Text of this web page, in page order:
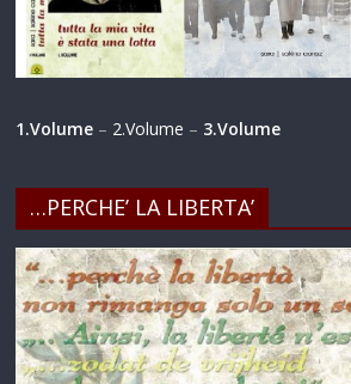
1.Volume – 2.Volume – 3.Volume
…PERCHE’ LA LIBERTA’